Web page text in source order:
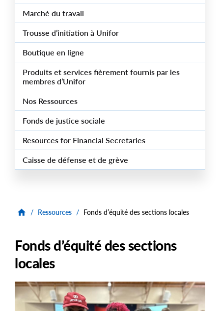
Marché du travail
Trousse d’initiation à Unifor
Boutique en ligne
Produits et services fièrement fournis par les
membres d’Unifor
Nos Ressources
Fonds de justice sociale
Resources for Financial Secretaries
Caisse de défense et de grève
/ Ressources / Fonds d’équité des sections locales
Fonds d’équité des sections
locales
Image